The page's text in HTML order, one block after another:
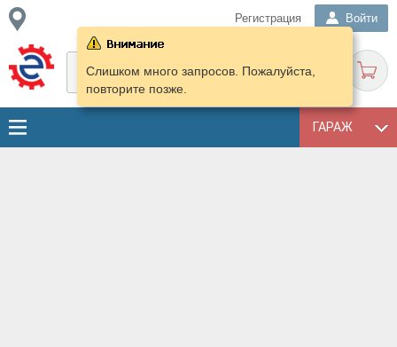
Регистрация Войти
ГАРАЖ
Слишком много запросов. Пожалуйста,
повторите позже.